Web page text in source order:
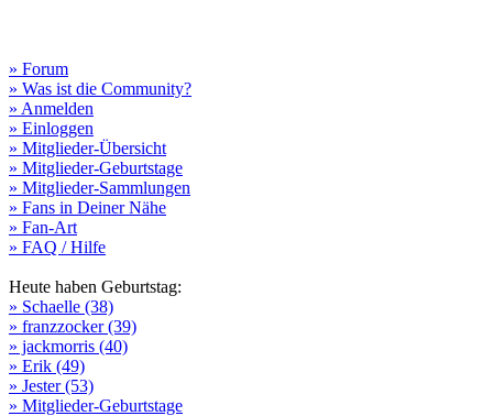
» Forum
» Was ist die Community?
» Anmelden
» Einloggen
» Mitglieder-Übersicht
» Mitglieder-Geburtstage
» Mitglieder-Sammlungen
» Fans in Deiner Nähe
» Fan-Art
» FAQ / Hilfe
Heute haben Geburtstag:
» Schaelle (38)
» franzzocker (39)
» jackmorris (40)
» Erik (49)
» Jester (53)
» Mitglieder-Geburtstage